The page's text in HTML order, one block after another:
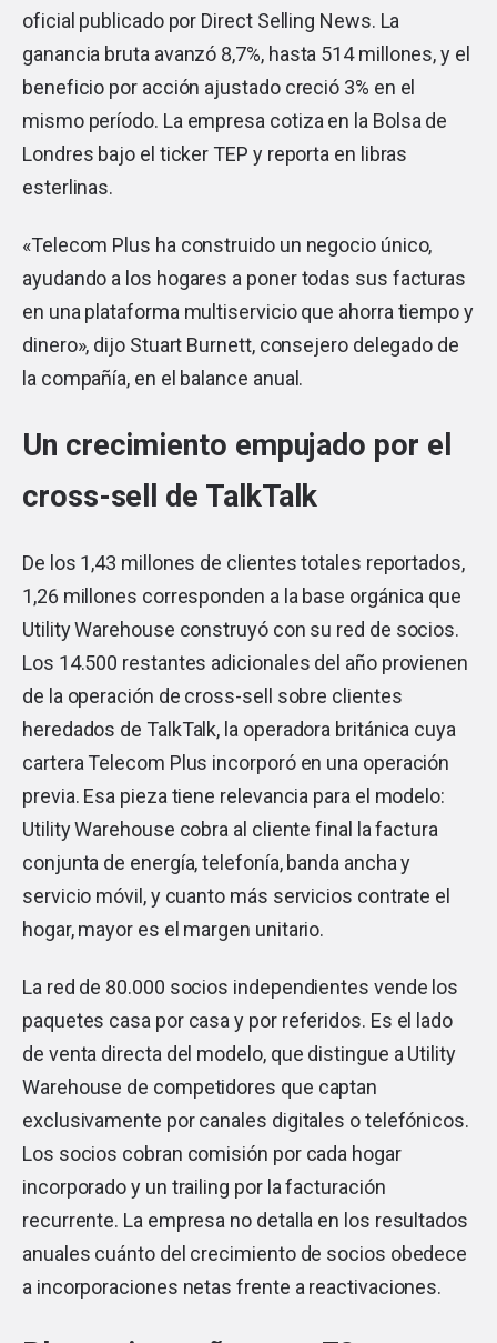
oficial publicado por Direct Selling News. La
ganancia bruta avanzó 8,7%, hasta 514 millones, y el
beneficio por acción ajustado creció 3% en el
mismo período. La empresa cotiza en la Bolsa de
Londres bajo el ticker TEP y reporta en libras
esterlinas.
«Telecom Plus ha construido un negocio único,
ayudando a los hogares a poner todas sus facturas
en una plataforma multiservicio que ahorra tiempo y
dinero», dijo Stuart Burnett, consejero delegado de
la compañía, en el balance anual.
Un crecimiento empujado por el
cross-sell de TalkTalk
De los 1,43 millones de clientes totales reportados,
1,26 millones corresponden a la base orgánica que
Utility Warehouse construyó con su red de socios.
Los 14.500 restantes adicionales del año provienen
de la operación de cross-sell sobre clientes
heredados de TalkTalk, la operadora británica cuya
cartera Telecom Plus incorporó en una operación
previa. Esa pieza tiene relevancia para el modelo:
Utility Warehouse cobra al cliente final la factura
conjunta de energía, telefonía, banda ancha y
servicio móvil, y cuanto más servicios contrate el
hogar, mayor es el margen unitario.
La red de 80.000 socios independientes vende los
paquetes casa por casa y por referidos. Es el lado
de venta directa del modelo, que distingue a Utility
Warehouse de competidores que captan
exclusivamente por canales digitales o telefónicos.
Los socios cobran comisión por cada hogar
incorporado y un trailing por la facturación
recurrente. La empresa no detalla en los resultados
anuales cuánto del crecimiento de socios obedece
a incorporaciones netas frente a reactivaciones.